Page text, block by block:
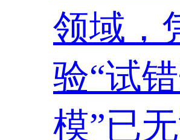
领域，
验“试
模”已